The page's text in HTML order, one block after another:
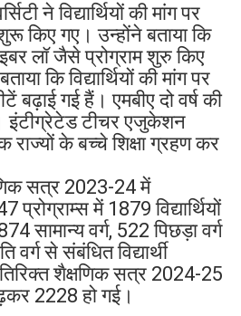
ने विद्यार्थियों की मांग पर
किए गए। उन्होंने बताया कि
लॉ जैसे प्रोग्राम शुरु किए
कि विद्यार्थियों की मांग पर
बढ़ाई गई हैं। एमबीए दो वर्ष की
इंटीग्रेटेड टीचर एजुकेशन
के बच्चे शिक्षा ग्रहण कर
सत्र 2023-24 में
प्रोग्राम्स में 1879 विद्यार्थियों
सामान्य वर्ग, 522 पिछड़ा वर्ग
से संबंधित विद्यार्थी
शैक्षणिक सत्र 2024-25
2228 हो गई।